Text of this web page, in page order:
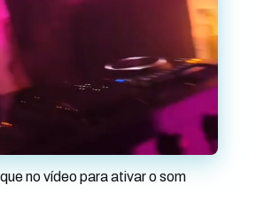
no vídeo para ativar o som